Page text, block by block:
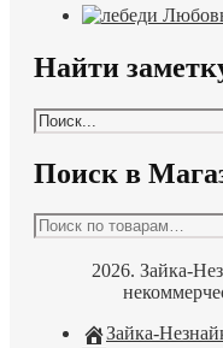
Найти
Поиск в
Искать:
2026. Зайка-
Зайка-